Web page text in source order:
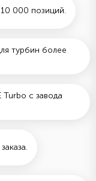
000 позиций.
турбин более
Turbo с завода